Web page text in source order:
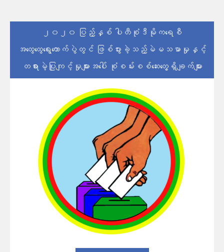
၂၀၂၀ ပြည့်နှစ် ပါတီစုံဒီမိုကရေစီ
အထွေထွေရွေးကောက်ပွဲတွင် ဖြစ်ပွားခဲ့သည့်မဲမသမာမှုနှင့်
တရားမဲ့ပြုကျင့်မှုများအပေါ် စုံစမ်းစစ်ဆေးတွေ့ရှိချက်များ